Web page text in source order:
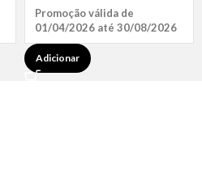
Promoção válida de
01/04/2026 até 30/08/2026
Adicionar